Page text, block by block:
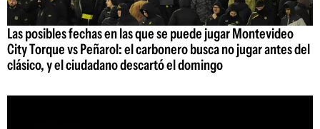
Las posibles fechas en las que se puede jugar Montevideo
City Torque vs Peñarol: el carbonero busca no jugar antes del
clásico, y el ciudadano descartó el domingo